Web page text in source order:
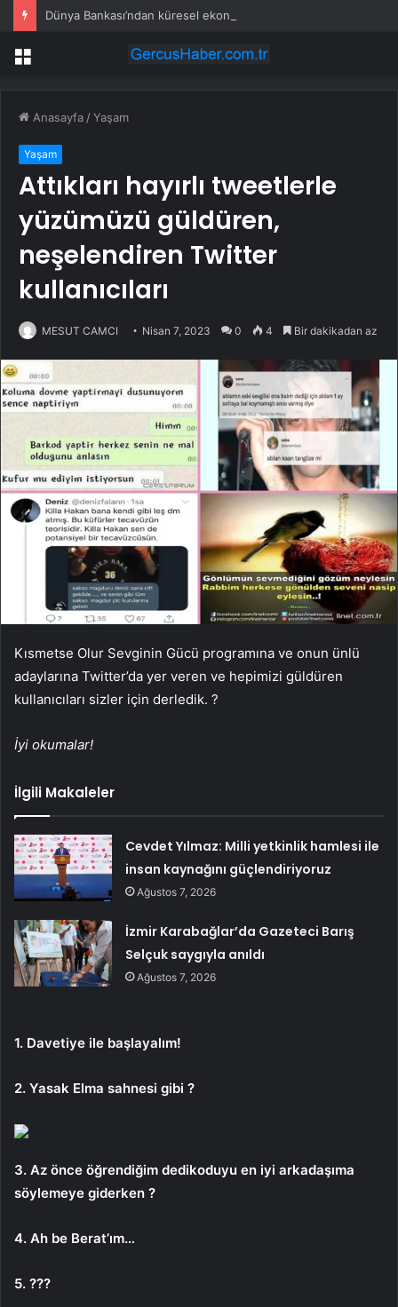
Dünya Bankası’ndan küresel ekonomik kriz uyarısı
Menü
Anasayfa /Yaşam
Yaşam
Attıkları hayırlı tweetlerle
yüzümüzü güldüren,
neşelendiren Twitter
kullanıcıları
MESUT CAMCI Nisan 7, 2023 0 4 Bir dakikadan az
Kısmetse Olur Sevginin Gücü programına ve onun ünlü
adaylarına Twitter’da yer veren ve hepimizi güldüren
kullanıcıları sizler için derledik. ?
İyi okumalar!
İlgili Makaleler
Cevdet Yılmaz: Milli yetkinlik hamlesi ile
insan kaynağını güçlendiriyoruz
Ağustos 7, 2026
İzmir Karabağlar’da Gazeteci Barış
Selçuk saygıyla anıldı
Ağustos 7, 2026
1. Davetiye ile başlayalım!
2. Yasak Elma sahnesi gibi ?
3. Az önce öğrendiğim dedikoduyu en iyi arkadaşıma
söylemeye giderken ?
4. Ah be Berat’ım…
5. ???